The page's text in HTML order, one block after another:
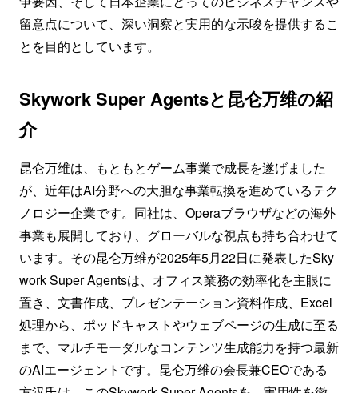
留意点について、深い洞察と実用的な示唆を提供するこ
とを目的としています。
Skywork Super Agentsと昆仑万维の紹
介
昆仑万维は、もともとゲーム事業で成長を遂げました
が、近年はAI分野への大胆な事業転換を進めているテク
ノロジー企業です。同社は、Operaブラウザなどの海外
事業も展開しており、グローバルな視点も持ち合わせて
います。その昆仑万维が2025年5月22日に発表したSky
work Super Agentsは、オフィス業務の効率化を主眼に
置き、文書作成、プレゼンテーション資料作成、Excel
処理から、ポッドキャストやウェブページの生成に至る
まで、マルチモーダルなコンテンツ生成能力を持つ最新
のAIエージェントです。昆仑万维の会長兼CEOである